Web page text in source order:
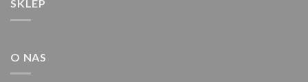
SKLEP
O NAS